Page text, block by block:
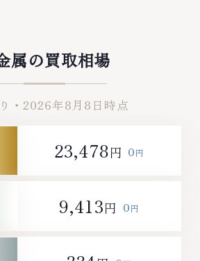
付かな
一点丁寧
～
計、多くのお品物の高価買取りを
実現しており、他店ではお値段の
軽にご連絡ください。TEL:
属の買取相場
・2026年8月8日 時点
23,478円 0円
9,413円 0円